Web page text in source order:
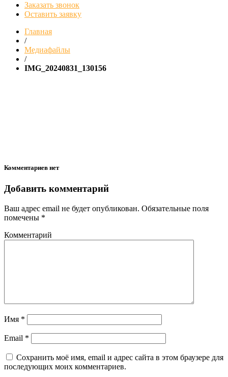
Заказать звонок
Оставить заявку
Главная
/
Медиафайлы
/
IMG_20240831_130156
Комментариев нет
Добавить комментарий
Ваш адрес email не будет опубликован. Обязательные поля
помечены *
Комментарий
Имя *
Email *
Сохранить моё имя, email и адрес сайта в этом браузере для
последующих моих комментариев.